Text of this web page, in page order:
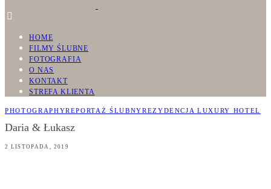
HOME
FILMY ŚLUBNE
FOTOGRAFIA
O NAS
KONTAKT
STREFA KLIENTA
PHOTOGRAPHYREPORTAŻ ŚLUBNYREZYDENCJA LUXURY HOTEL
Daria & Łukasz
2 LISTOPADA, 2019